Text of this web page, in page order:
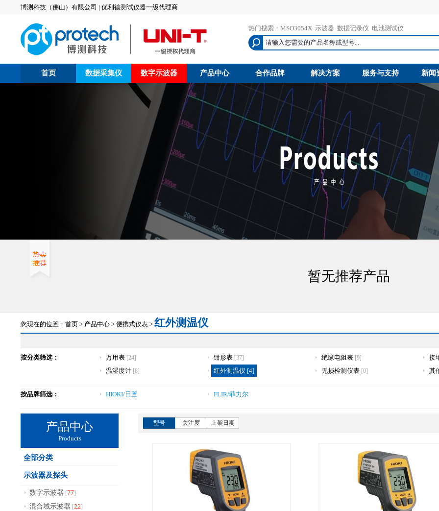
博测科技（佛山）有限公司 | 优利德测试仪器一级代理商
热门搜索： MSO3054X 示波器 数据记录仪 电池测试仪
首页 数据采集仪 数字示波器 产品中心 合作品牌 解决方案 服务与支持 新闻
暂无推荐产品
您现在的位置： 首页 > 产品中心 > 便携式仪表 > 红外测温仪
按分类筛选： 万用表 [24] 钳形表 [37] 绝缘电阻表 [9]
接
温湿度计 [8] 红外测温仪 [4] 无损检测仪表 [0] 其
按品牌筛选： HIOKI/日置 FLIR/菲力尔
产品中心
Products
全部分类
示波器及探头
数字示波器 [77]
混合域示波器 [22]
型号 关注度 上架日期